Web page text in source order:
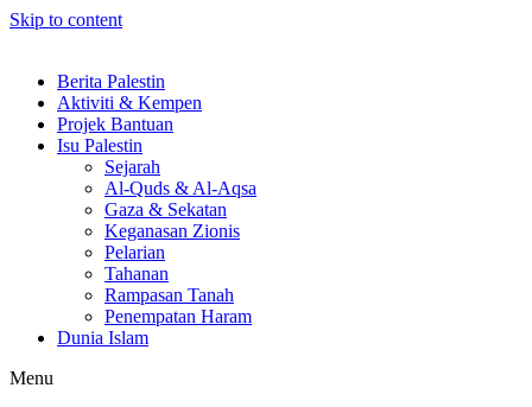
Skip to content
Berita Palestin
Aktiviti & Kempen
Projek Bantuan
Isu Palestin
Sejarah
Al-Quds & Al-Aqsa
Gaza & Sekatan
Keganasan Zionis
Pelarian
Tahanan
Rampasan Tanah
Penempatan Haram
Dunia Islam
Menu